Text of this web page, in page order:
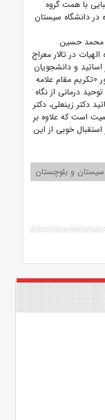
با همت گروه
دانشکده الهیات در روز ۱۴ آذرماه در دانشگاه سیستان
محمد حسین
در تالار معراج
از اساتید و دانشجویان
مقام علامه
درمانی از نگاه
دکتر زینعلی، دکتر
است که علاوه بر
استقبال خوبی از این
و بلوچستان